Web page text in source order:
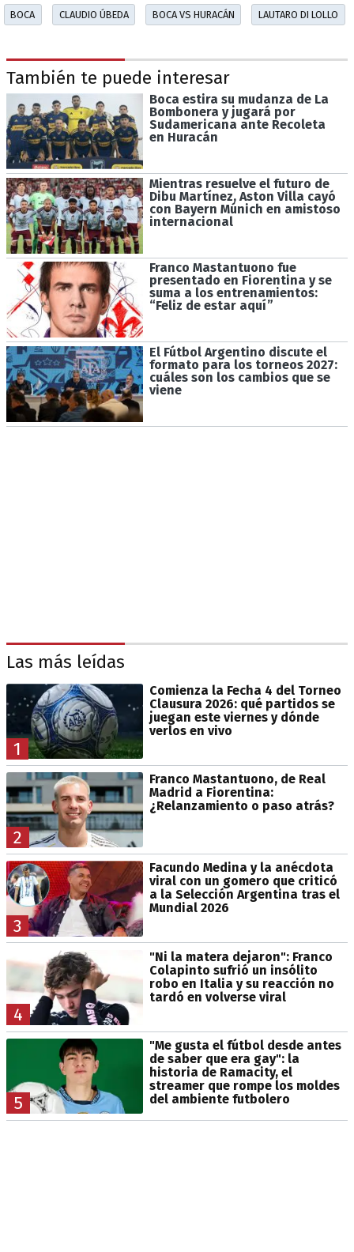
BOCA CLAUDIO ÚBEDA BOCA VS HURACÁN LAUTARO DI LOLLO
También te puede interesar
Boca estira su mudanza de La
Bombonera y jugará por
Sudamericana ante Recoleta
en Huracán
Mientras resuelve el futuro de
Dibu Martínez, Aston Villa cayó
con Bayern Múnich en amistoso
internacional
Franco Mastantuono fue
presentado en Fiorentina y se
suma a los entrenamientos:
“Feliz de estar aquí”
El Fútbol Argentino discute el
formato para los torneos 2027:
cuáles son los cambios que se
viene
Las más leídas
1
Comienza la Fecha 4 del Torneo
Clausura 2026: qué partidos se
juegan este viernes y dónde
verlos en vivo
2
Franco Mastantuono, de Real
Madrid a Fiorentina:
¿Relanzamiento o paso atrás?
3
Facundo Medina y la anécdota
viral con un gomero que criticó
a la Selección Argentina tras el
Mundial 2026
4
"Ni la matera dejaron": Franco
Colapinto sufrió un insólito
robo en Italia y su reacción no
tardó en volverse viral
5
"Me gusta el fútbol desde antes
de saber que era gay": la
historia de Ramacity, el
streamer que rompe los moldes
del ambiente futbolero